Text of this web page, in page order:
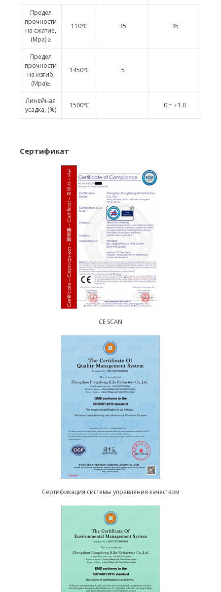
Предел
прочности
на сжатие,
(Mpa) ≥
110℃ 35 35
Предел
прочности
на изгиб,
(Mpa)≥
1450℃ 5
Линейная
усадка, (%)
1500℃ 0 ~ +1.0
Сертификат
CE SCAN
Сертификация системы управления качеством